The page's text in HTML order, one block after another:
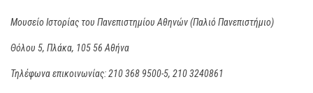
Μουσείο Ιστορίας του Πανεπιστημίου Αθηνών (Παλιό Πανεπιστήμιο)
Θόλου 5, Πλάκα, 105 56 Αθήνα
Τηλέφωνα επικοινωνίας: 210 368 9500-5, 210 3240861